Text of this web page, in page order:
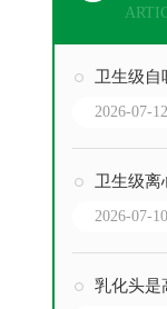
卫生级自吸
2026-07-12
卫生级离
2026-07-10
乳化头是